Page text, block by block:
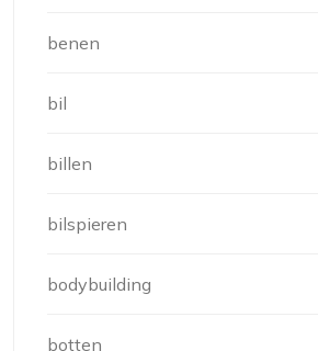
benen
bil
billen
bilspieren
bodybuilding
botten